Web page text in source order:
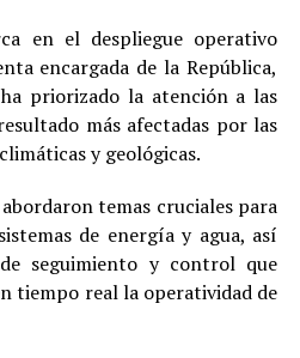
en el despliegue operativo
encargada de la República,
priorizado la atención a las
más afectadas por las
y geológicas.
temas cruciales para
de energía y agua, así
seguimiento y control que
tiempo real la operatividad de